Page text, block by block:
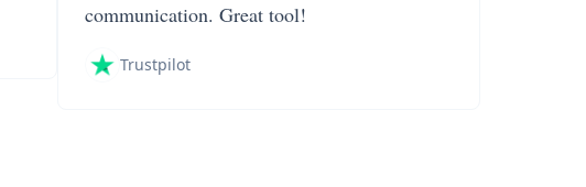
communication. Great tool!
Trustpilot